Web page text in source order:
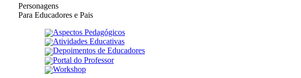
Personagens
Para Educadores e Pais
Aspectos Pedagógicos
Atividades Educativas
Depoimentos de Educadores
Portal do Professor
Workshop